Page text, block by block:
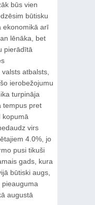
būs vien
būtisku
ekonomikā arī
lēnāka, bet
pierādītā
atbalsts,
ierobežojumu
turpināja
tempus pret
kopumā
virs
4.0%, jo
pusi tikuši
gads, kura
būtiski augs,
augustā